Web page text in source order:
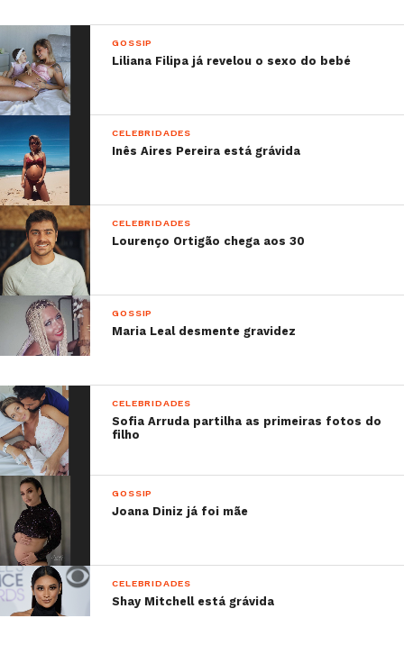
GOSSIP
Liliana Filipa já revelou o sexo do bebé
CELEBRIDADES
Inês Aires Pereira está grávida
CELEBRIDADES
Lourenço Ortigão chega aos 30
GOSSIP
Maria Leal desmente gravidez
CELEBRIDADES
Sofia Arruda partilha as primeiras fotos do
filho
GOSSIP
Joana Diniz já foi mãe
CELEBRIDADES
Shay Mitchell está grávida